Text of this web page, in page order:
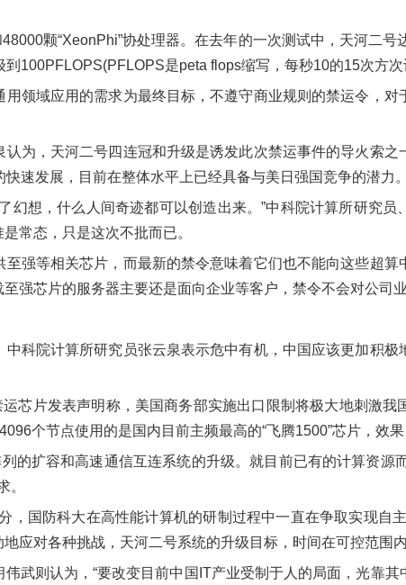
颗“XeonPhi”协处理器。在去年的一次测试中，天河二
100PFLOPS(PFLOPS是peta flops缩写，每秒10的15次方次
领域应用的需求为最终目标，不遵守商业规则的禁运令，
为，天河二号四连冠和升级是诱发此次禁运事件的导火索
速发展，目前在整体水平上已经具备与美日强国竞争的潜力。
幻想，什么人间奇迹都可以创造出来。”中科院计算所研究
常态，只是这次不批而已。
强等相关芯片，而最新的禁令意味着它们也不能向这些超
强芯片的服务器主要还是面向企业等客户，禁令不会对公司业
科院计算所研究员张云泉表示危中有机，中国应该更加积
芯片发表声明称，美国商务部实施出口限制将极大地刺激
个节点使用的是国内目前主频最高的“飞腾1500”芯片，效果
的扩容和高速通信互连系统的升级。就目前已有的计算资源
。
，国防科大在高性能计算机的研制过程中一直在争取实现自
应对各种挑战，天河二号系统的升级目标，时间在可控范围内
武则认为，“要改变目前中国IT产业受制于人的局面，光靠